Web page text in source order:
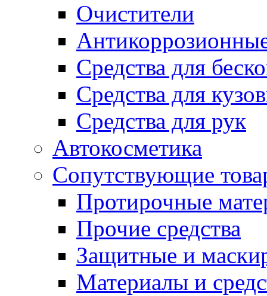
Очистители
Средства для
Средства для
Средства для рук
Автокосметика
Сопутствующие
Протирочные
Прочие средства
Защитные и
Материалы и